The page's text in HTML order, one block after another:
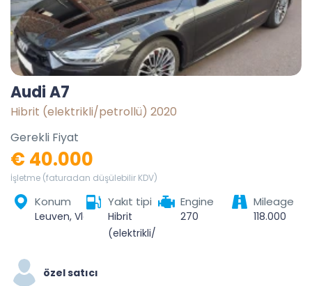
Audi A7
Hibrit (elektrikli/petrollü) 2020
Gerekli Fiyat
€ 40.000
İşletme (faturadan düşülebilir KDV)
Konum Yakıt tipi
Hibrit
(elektrikli/petrollü)
Engine
270
Mileage
118.000
özel satıcı